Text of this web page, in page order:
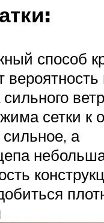
способ
сетки к
сильное, а